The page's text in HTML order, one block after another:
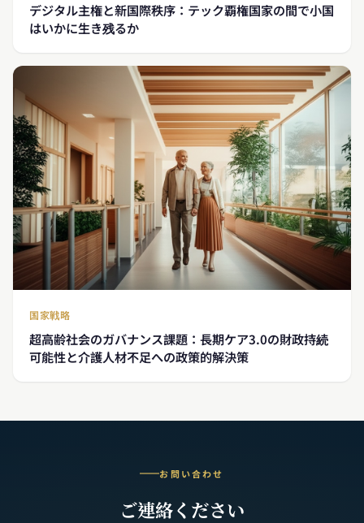
デジタル主権と新国際秩序：テック覇権国家の間で小国
はいかに生き残るか
国家戦略
超高齢社会のガバナンス課題：長期ケア3.0の財政持続
可能性と介護人材不足への政策的解決策
お問い合わせ
ご連絡ください